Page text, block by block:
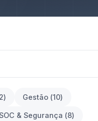
) Gestão (10)
& Segurança (8)